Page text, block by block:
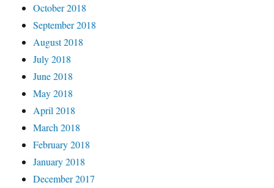
October 2018
September 2018
August 2018
July 2018
June 2018
May 2018
April 2018
March 2018
February 2018
January 2018
December 2017